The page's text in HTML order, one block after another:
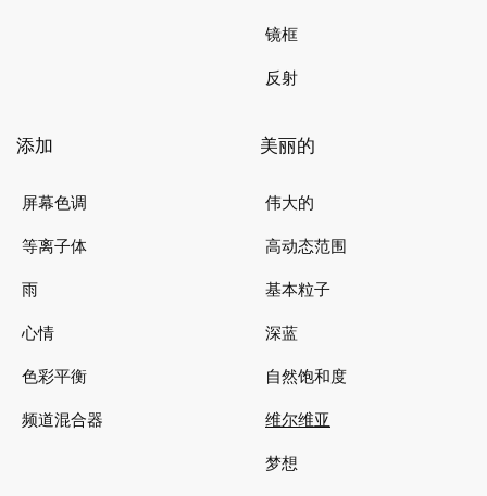
镜框
反射
添加
屏幕色调
等离子体
雨
心情
色彩平衡
频道混合器
美丽的
伟大的
高动态范围
基本粒子
深蓝
自然饱和度
维尔维亚
梦想